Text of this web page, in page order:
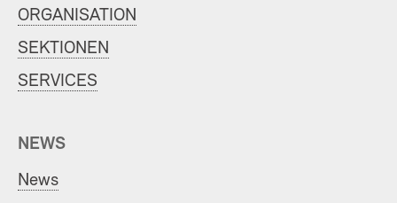
ORGANISATION
SEKTIONEN
SERVICES
NEWS
News